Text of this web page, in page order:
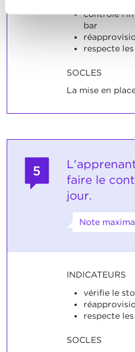
contrôle
bar
respecte
SOCLES
La mise en
5
faire le
jour.
Note
INDICATEURS
vérifie le
respecte
SOCLES